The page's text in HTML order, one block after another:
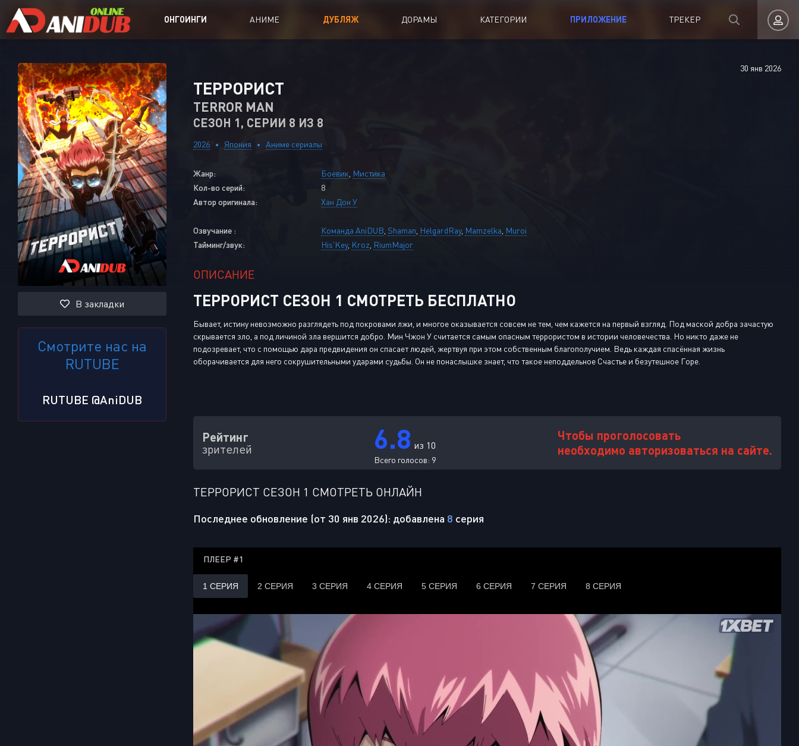
ОНГОИНГИ АНИМЕ ДУБЛЯЖ ДОРАМЫ КАТЕГОРИИ
Аниме сериалы
Аниме Ongoing
Аниме OVA
Аниме ONA
ПРИЛОЖЕНИЕ ТРЕКЕР
В закладки
Смотрите нас на
RUTUBE
RUTUBE @AniDUB
30 янв 2026
ТЕРРОРИСТ
TERROR MAN
СЕЗОН 1, СЕРИИ 8 ИЗ 8
2026 Япония Аниме сериалы
Жанр: Боевик Мистика
Кол-во серий:
8
Автор оригинала:
Хан Дон У
Озвучание : Команда AniDUB Shaman HelgardRay, Mamzelka Muroi
Тайминг/звук:
His'Key, Kroz RiumMajor
ОПИСАНИЕ
ТЕРРОРИСТ СЕЗОН 1 СМОТРЕТЬ БЕСПЛАТНО
Бывает, истину невозможно разглядеть под покровами лжи, и многое оказывается совсем не тем, чем кажется на первый взгляд. Под маской добра зачастую
скрывается зло, а под личиной зла вершится добро. Мин Чжон У считается самым опасным террористом в истории человечества. Но никто даже не
подозревает, что с помощью дара предвидения он спасает людей, жертвуя при этом собственным благополучием. Ведь каждая спасённая жизнь
оборачивается для него сокрушительными ударами судьбы. Он не понаслышке знает, что такое неподдельное Счастье и безутешное Горе.
Рейтинг
зрителей 6.8 из 10
Всего голосов: 9
Чтобы проголосовать
необходимо авторизоваться на сайте.
ТЕРРОРИСТ СЕЗОН 1 СМОТРЕТЬ ОНЛАЙН
Последнее обновление (от 30 янв 2026): добавлена 8 серия
ПЛЕЕР #1